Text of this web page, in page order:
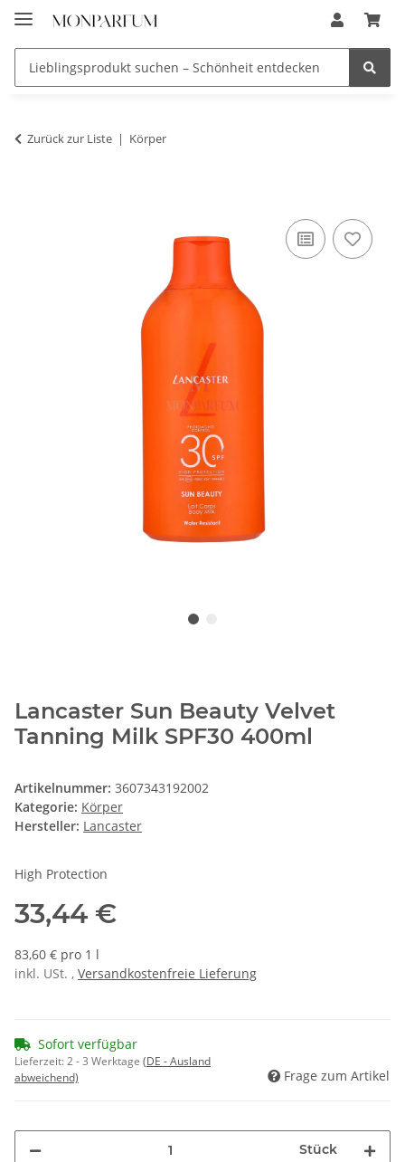
Zurück zur Liste Körper
Lancaster Sun Beauty Velvet
Tanning Milk SPF30 400ml
Artikelnummer: 3607343192002
Kategorie: Körper
Hersteller: Lancaster
High Protection
33,44 €
83,60 € pro 1 l
inkl. USt. , Versandkostenfreie Lieferung
Sofort verfügbar
Lieferzeit:2 - 3 Werktage (DE - Ausland
abweichend)
Frage zum Artikel
Stück